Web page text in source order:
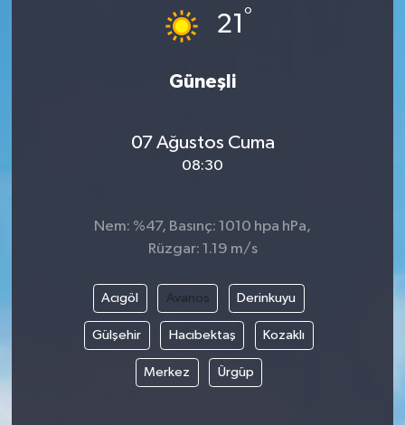
21°
Güneşli
07 Ağustos Cuma
08:30
Nem: %47, Basınç: 1010 hpa hPa,
Rüzgar: 1.19 m/s
Acıgöl Avanos Derinkuyu
Gülşehir Hacıbektaş Kozaklı
Merkez Ürgüp